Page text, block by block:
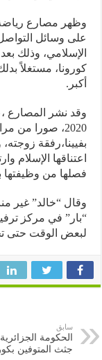
وسائل التواصل
وذلك بعد
مستغلاً بدلك
2020، صورا من
زوجته،
الإسلام
من وظيفتها
“خالد” غير منزعج
في مركز ترفيه
الوقت حتى تجد
سابق
الحكومة الجزائرية
جثث المتوفين بكورونا